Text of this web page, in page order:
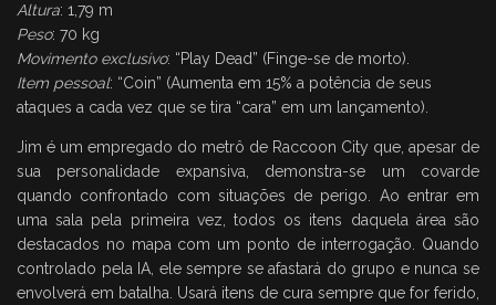
Altura: 1,79 m
Peso: 70 kg
Movimento exclusivo: “Play Dead” (Finge-se de morto).
Item pessoal: “Coin” (Aumenta em 15% a potência de seus
ataques a cada vez que se tira “cara” em um lançamento).
Jim é um empregado do metrô de Raccoon City que, apesar de
sua personalidade expansiva, demonstra-se um covarde
quando confrontado com situações de perigo. Ao entrar em
uma sala pela primeira vez, todos os itens daquela área são
destacados no mapa com um ponto de interrogação. Quando
controlado pela IA, ele sempre se afastará do grupo e nunca se
envolverá em batalha. Usará itens de cura sempre que for ferido,